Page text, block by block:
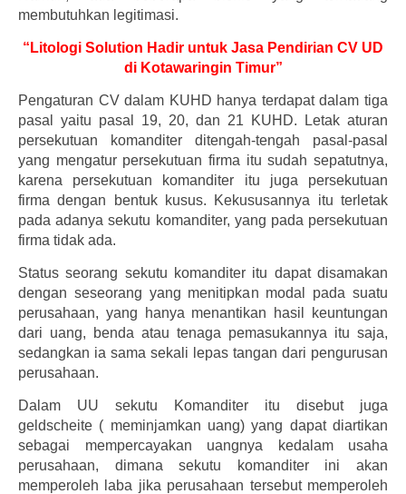
membutuhkan legitimasi.
“Litologi Solution Hadir untuk Jasa Pendirian CV UD
di Kotawaringin Timur”
Pengaturan CV dalam KUHD hanya terdapat dalam tiga
pasal yaitu pasal 19, 20, dan 21 KUHD. Letak aturan
persekutuan komanditer ditengah-tengah pasal-pasal
yang mengatur persekutuan firma itu sudah sepatutnya,
karena persekutuan komanditer itu juga persekutuan
firma dengan bentuk kusus. Kekususannya itu terletak
pada adanya sekutu komanditer, yang pada persekutuan
firma tidak ada.
Status seorang sekutu komanditer itu dapat disamakan
dengan seseorang yang menitipkan modal pada suatu
perusahaan, yang hanya menantikan hasil keuntungan
dari uang, benda atau tenaga pemasukannya itu saja,
sedangkan ia sama sekali lepas tangan dari pengurusan
perusahaan.
Dalam UU sekutu Komanditer itu disebut juga
geldscheite ( meminjamkan uang) yang dapat diartikan
sebagai mempercayakan uangnya kedalam usaha
perusahaan, dimana sekutu komanditer ini akan
memperoleh laba jika perusahaan tersebut memperoleh